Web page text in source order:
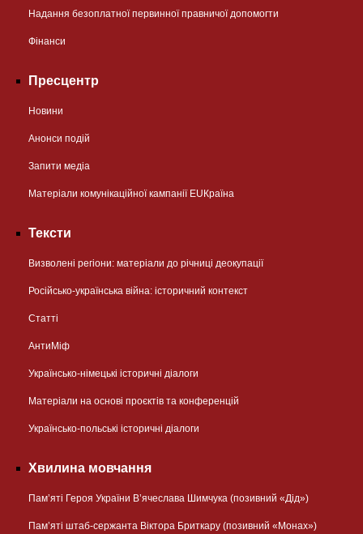
Надання безоплатної первинної правничої допомогти
Фінанси
Пресцентр
Новини
Анонси подій
Запити медіа
Матеріали комунікаційної кампанії EUКраїна
Тексти
Визволені регіони: матеріали до річниці деокупації
Російсько-українська війна: історичний контекст
Статті
АнтиМіф
Українсько-німецькі історичні діалоги
Матеріали на основі проєктів та конференцій
Українсько-польські історичні діалоги
Хвилина мовчання
Пам’яті Героя України В’ячеслава Шимчука (позивний «Дід»)
Пам’яті штаб-сержанта Віктора Бриткару (позивний «Монах»)